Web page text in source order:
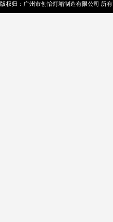
版权归：广州市创怡灯箱制造有限公司 所有